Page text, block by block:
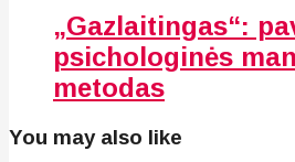
„Gazlaitingas“:
psichologinės
metodas
You may also like